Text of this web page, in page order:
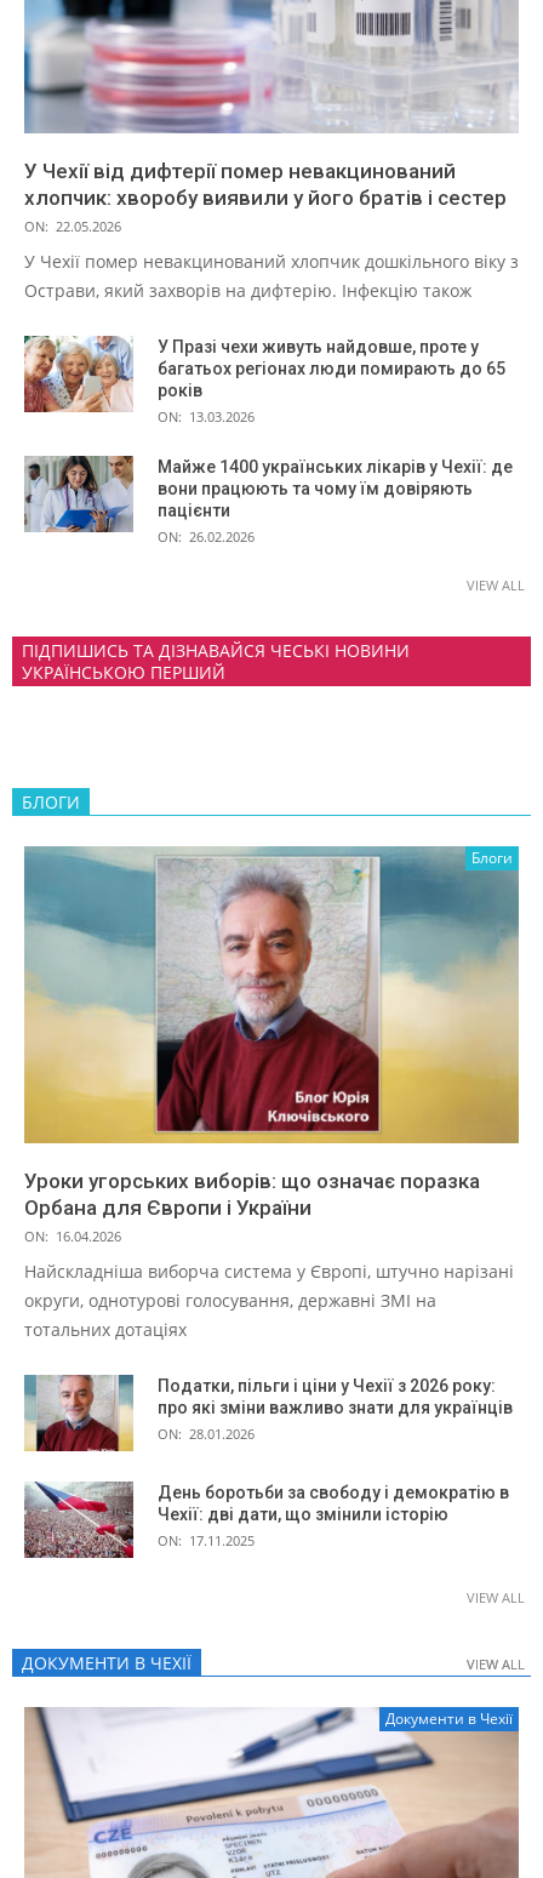
У Чехії від дифтерії помер невакцинований
хлопчик: хворобу виявили у його братів і сестер
ON: 22.05.2026
У Чехії помер невакцинований хлопчик дошкільного віку з
Острави, який захворів на дифтерію. Інфекцію також
У Празі чехи живуть найдовше, проте у
багатьох регіонах люди помирають до 65
років
ON: 13.03.2026
Майже 1400 українських лікарів у Чехії: де
вони працюють та чому їм довіряють
пацієнти
ON: 26.02.2026
VIEW ALL
ПІДПИШИСЬ ТА ДІЗНАВАЙСЯ ЧЕСЬКІ НОВИНИ
УКРАЇНСЬКОЮ ПЕРШИЙ
БЛОГИ
Блоги
Уроки угорських виборів: що означає поразка
Орбана для Європи і України
ON: 16.04.2026
Найскладніша виборча система у Європі, штучно нарізані
округи, однотурові голосування, державні ЗМІ на
тотальних дотаціях
Податки, пільги і ціни у Чехії з 2026 року:
про які зміни важливо знати для українців
ON: 28.01.2026
День боротьби за свободу і демократію в
Чехії: дві дати, що змінили історію
ON: 17.11.2025
VIEW ALL
ДОКУМЕНТИ В ЧЕХІЇ VIEW ALL
Документи в Чехії
VIEW ALL